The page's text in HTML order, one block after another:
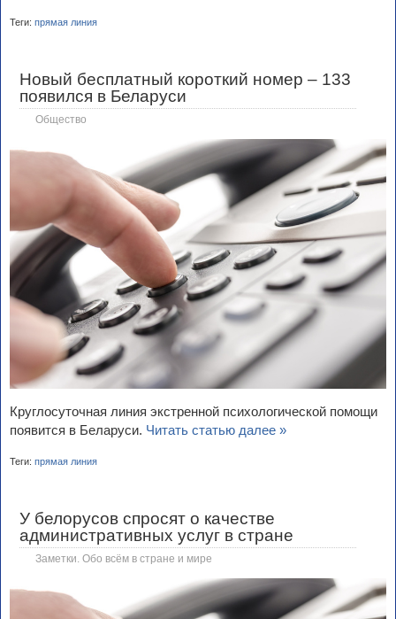
Теги: прямая линия
Новый бесплатный короткий номер – 133
появился в Беларуси
Общество
Круглосуточная линия экстренной психологической помощи
появится в Беларуси. Читать статью далее »
Теги: прямая линия
У белорусов спросят о качестве
административных услуг в стране
Заметки. Обо всём в стране и мире